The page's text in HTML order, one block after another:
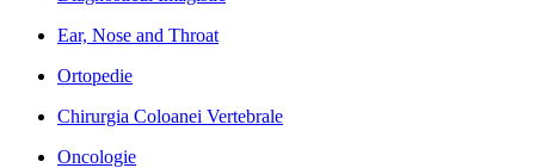
Ear, Nose and Throat
Ortopedie
Chirurgia Coloanei Vertebrale
Oncologie